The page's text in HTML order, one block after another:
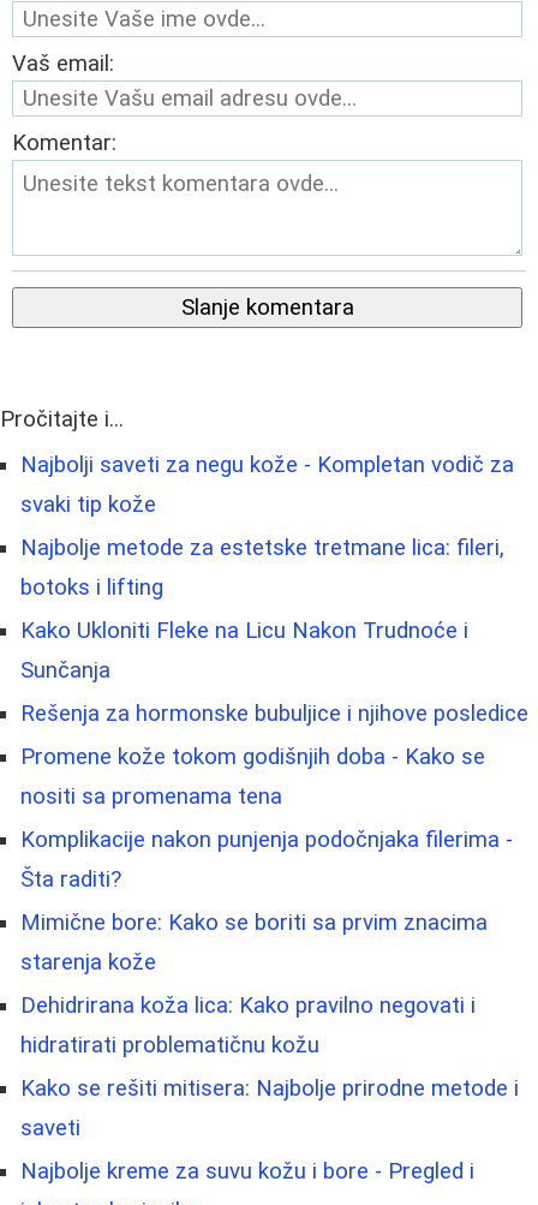
Vaš email:
Komentar:
Slanje komentara
Pročitajte i...
Najbolji saveti za negu kože - Kompletan vodič za
svaki tip kože
Najbolje metode za estetske tretmane lica: fileri,
botoks i lifting
Kako Ukloniti Fleke na Licu Nakon Trudnoće i
Sunčanja
Rešenja za hormonske bubuljice i njihove posledice
Promene kože tokom godišnjih doba - Kako se
nositi sa promenama tena
Komplikacije nakon punjenja podočnjaka filerima -
Šta raditi?
Mimične bore: Kako se boriti sa prvim znacima
starenja kože
Dehidrirana koža lica: Kako pravilno negovati i
hidratirati problematičnu kožu
Kako se rešiti mitisera: Najbolje prirodne metode i
saveti
Najbolje kreme za suvu kožu i bore - Pregled i